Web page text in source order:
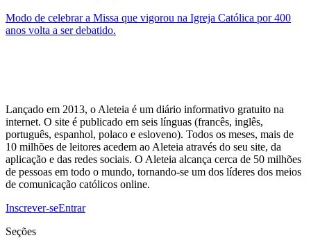
Modo de celebrar a Missa que vigorou na Igreja Católica por 400
anos volta a ser debatido.
Lançado em 2013, o Aleteia é um diário informativo gratuito na
internet. O site é publicado em seis línguas (francês, inglês,
português, espanhol, polaco e esloveno). Todos os meses, mais de
10 milhões de leitores acedem ao Aleteia através do seu site, da
aplicação e das redes sociais. O Aleteia alcança cerca de 50 milhões
de pessoas em todo o mundo, tornando-se um dos líderes dos meios
de comunicação católicos online.
Inscrever-seEntrar
Seções